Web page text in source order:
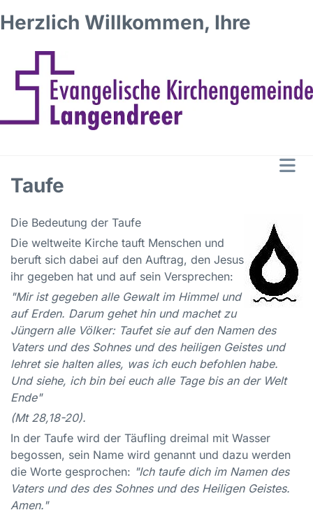
Herzlich Willkommen, Ihre
Taufe
Die Bedeutung der Taufe
Die weltweite Kirche tauft Menschen und
beruft sich dabei auf den Auftrag, den Jesus
ihr gegeben hat und auf sein Versprechen:
"Mir ist gegeben alle Gewalt im Himmel und
auf Erden. Darum gehet hin und machet zu
Jüngern alle Völker: Taufet sie auf den Namen des
Vaters und des Sohnes und des heiligen Geistes und
lehret sie halten alles, was ich euch befohlen habe.
Und siehe, ich bin bei euch alle Tage bis an der Welt
Ende"
(Mt 28,18-20).
In der Taufe wird der Täufling dreimal mit Wasser
begossen, sein Name wird genannt und dazu werden
die Worte gesprochen: "Ich taufe dich im Namen des
Vaters und des des Sohnes und des Heiligen Geistes.
Amen."